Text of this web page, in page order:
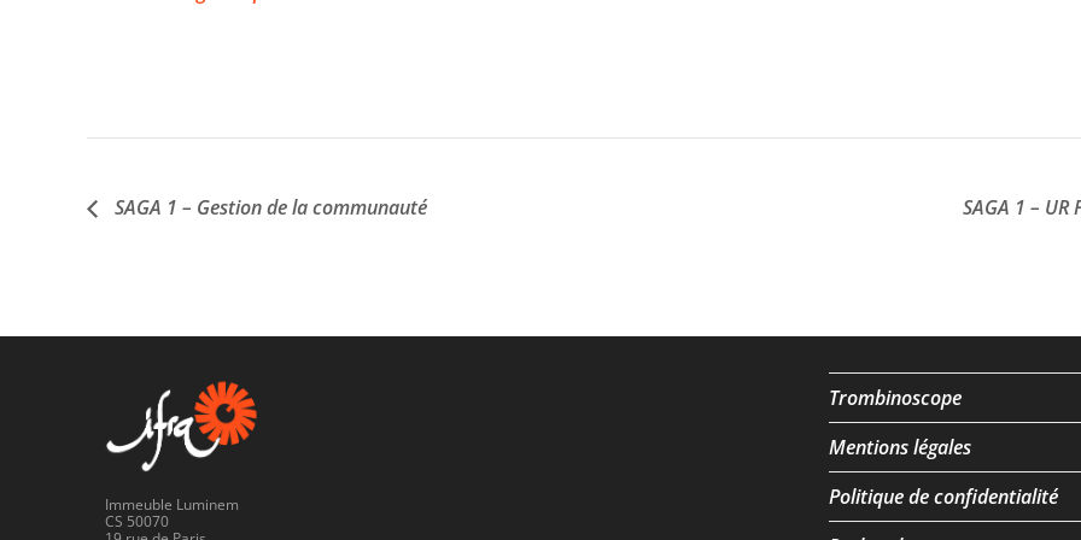
SAGA 1 – Gestion de la communauté SAGA 1 – UR
Immeuble Luminem
CS 50070
Trombinoscope
Mentions légales
Politique de confidentialité